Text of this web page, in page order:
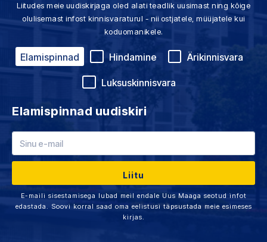
Liitudes meie uudiskirjaga oled alati teadlik uusimast ning kõige
olulisemast infost kinnisvaraturul - nii ostjatele, müüjatele kui
koduomanikele.
Elamispinnad Hindamine Ärikinnisvara
Luksuskinnisvara
Elamispinnad uudiskiri
E-maili sisestamisega lubad meil endale Uus Maaga seotud infot
edastada. Soovi korral saad oma eelistusi täpsustada meie esimeses
kirjas.